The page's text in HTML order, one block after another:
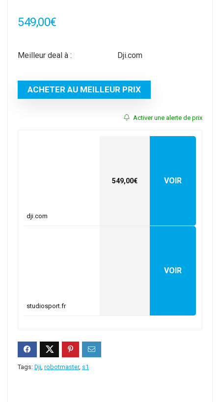
549,00€
Meilleur deal à : dji.com
ACHETER AU MEILLEUR PRIX
Activer une alerte de prix
dji.com
549,00€ VOIR
studiosport.fr
VOIR
Tags: Dji, robotmaster, s1